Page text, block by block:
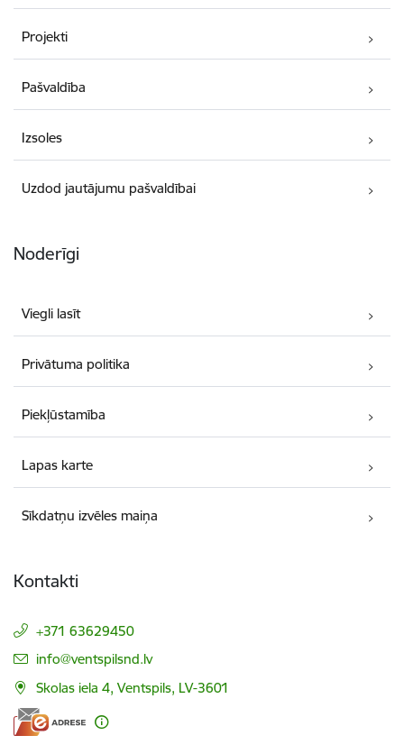
Projekti
Pašvaldība
Izsoles
Uzdod jautājumu pašvaldībai
Noderīgi
Viegli lasīt
Privātuma politika
Piekļūstamība
Lapas karte
Sīkdatņu izvēles maiņa
Kontakti
+371 63629450
E-pasts:
info@ventspilsnd.lv
Skolas iela 4, Ventspils, LV-3601